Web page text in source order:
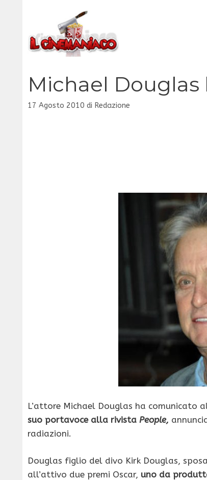
contenuto
Michael
17 Agosto 2010 di Redazione
L’attore Michael Douglas ha
suo portavoce alla rivista People,
radiazioni.
Douglas figlio del divo Kirk Douglas,
all’attivo due premi Oscar, uno da